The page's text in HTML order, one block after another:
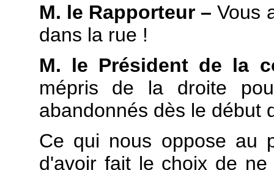
M. le Rapporteur – Vous
dans la rue !
M. le Président de la
mépris de la droite
abandonnés dès le début
Ce qui nous oppose au
d'avoir fait le choix de